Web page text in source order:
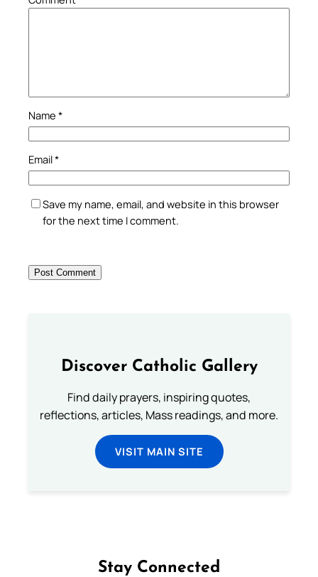
Name *
Email*
Save my name, email, and website in this browser
for the next time I comment.
Discover Catholic Gallery
Find daily prayers, inspiring quotes,
reflections, articles, Mass readings, and more.
VISIT MAIN SITE
Stay Connected